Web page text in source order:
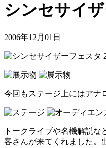
シンセサイ
2006年12月01日
今回もステージ上にはアナ
トークライブや名機解説
客さんが来てくれました。